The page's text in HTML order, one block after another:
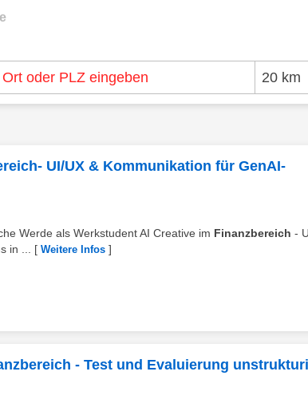
UI/UX & Kommunikation für GenAI-
Werde als Werkstudent AI Creative im Finanzbereich -
in ...
[ Weitere Infos ]
- Test und Evaluierung